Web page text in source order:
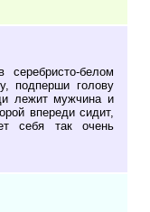
серебристо-белом
подперши голову
лежит мужчина и
впереди сидит,
себя так очень